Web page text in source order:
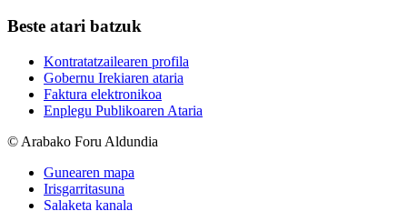
Beste atari batzuk
Kontratatzailearen profila
Gobernu Irekiaren ataria
Faktura elektronikoa
Enplegu Publikoaren Ataria
© Arabako Foru Aldundia
Gunearen mapa
Irisgarritasuna
Salaketa kanala